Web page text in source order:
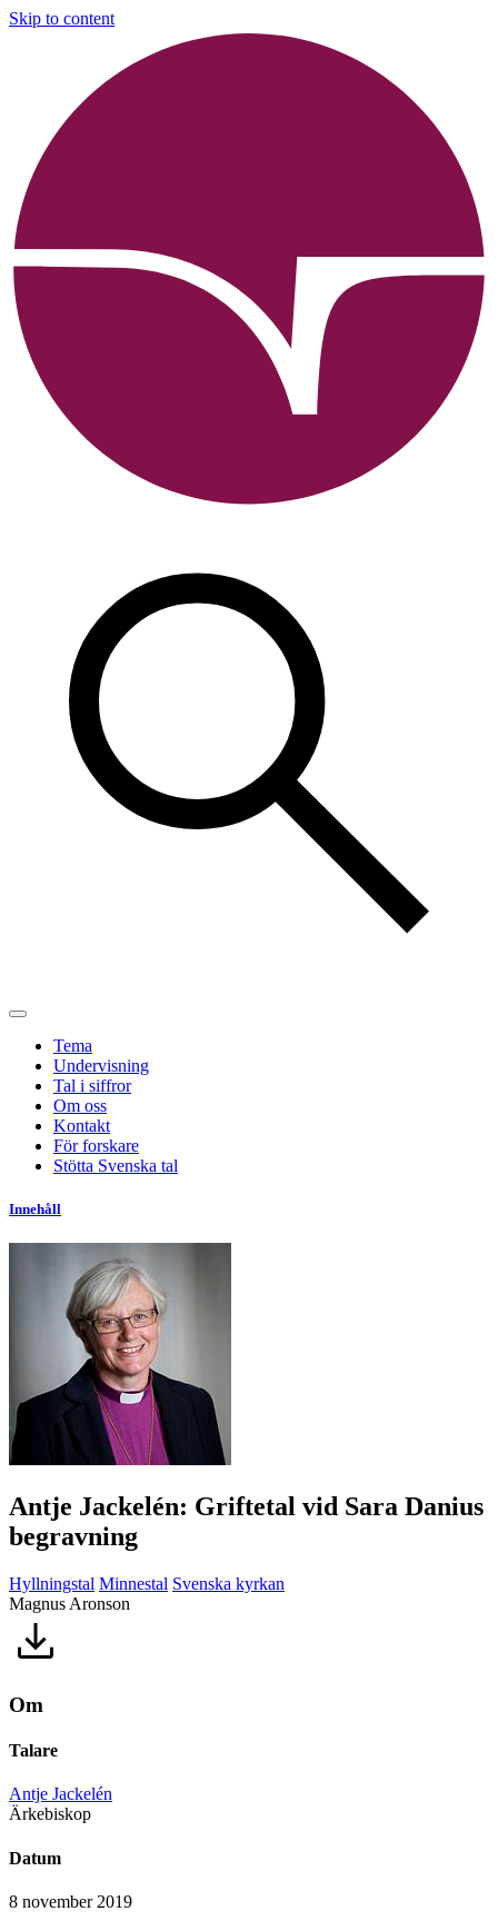
Skip to content
Tema
Undervisning
Tal i siffror
Om oss
Kontakt
För forskare
Stötta Svenska tal
Innehåll
Antje Jackelén: Griftetal vid Sara Danius
begravning
Hyllningstal Minnestal Svenska kyrkan
Magnus Aronson
Om
Talare
Antje Jackelén
Ärkebiskop
Datum
8 november 2019